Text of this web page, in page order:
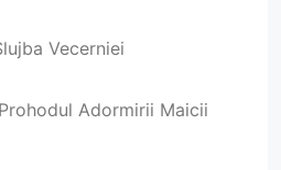
Vecerniei
Adormirii Maicii